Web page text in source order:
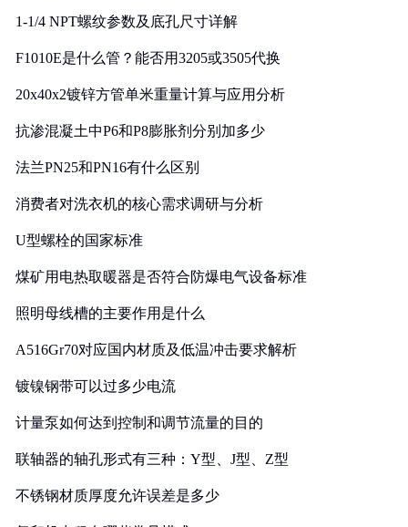
1-1/4 NPT螺纹参数及底孔尺寸详解
F1010E是什么管？能否用3205或3505代换
20x40x2镀锌方管单米重量计算与应用分析
抗渗混凝土中P6和P8膨胀剂分别加多少
法兰PN25和PN16有什么区别
消费者对洗衣机的核心需求调研与分析
U型螺栓的国家标准
煤矿用电热取暖器是否符合防爆电气设备标准
照明母线槽的主要作用是什么
A516Gr70对应国内材质及低温冲击要求解析
镀镍钢带可以过多少电流
计量泵如何达到控制和调节流量的目的
联轴器的轴孔形式有三种：Y型、J型、Z型
不锈钢材质厚度允许误差是多少